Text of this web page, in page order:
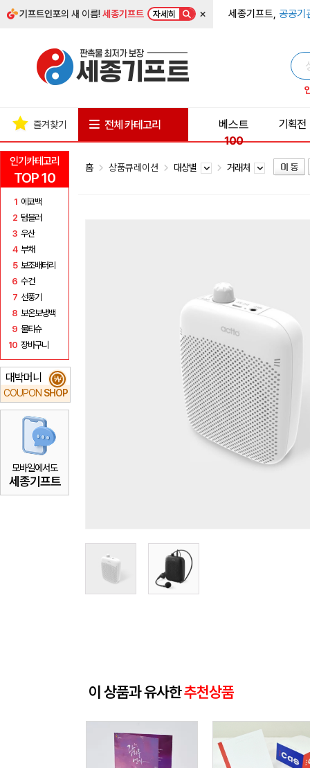
기프트인포의 새 이름!세종기프트 자세히 × 세종기프트, 공공기
인기카테고리
TOP 10
1 에코백
2 텀블러
3 우산
4 부채
5 보조배터리
6 수건
7 선풍기
8 보온보냉백
9 물티슈
10 장바구니
대박머니
COUPON SHOP
₩
모바일에서도
세종기프트
즐겨찾기 전체 카테고리
베스트
100
기획전
홈 상품큐레이션 대상별 거래처
이 상품과 유사한추천상품